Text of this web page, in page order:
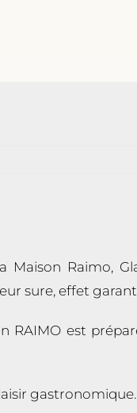
Raimo,
sure, effet
RAIMO est
gastronomique.